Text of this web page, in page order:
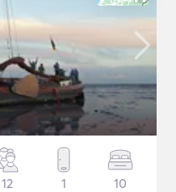
12 1 10